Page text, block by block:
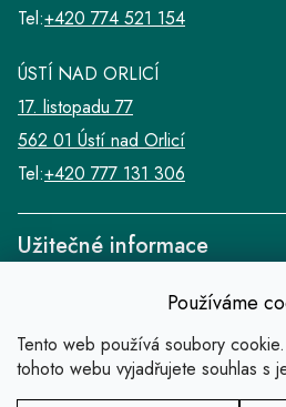
Používáme
Tento web používá soubory
tohoto webu vyjadřujete souhlas s
Užitečné informace
Tel:+420 774 521 154
ÚSTÍ NAD ORLICÍ
17. listopadu 77
562 01 Ústí nad Orlicí
Tel:+420 777 131 306